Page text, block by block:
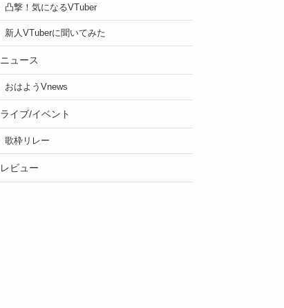
凸撃！気になるVTuber
新人VTuberに聞いてみた
ニュース
おはようVnews
ライブ/イベント
歌枠リレー
レビュー